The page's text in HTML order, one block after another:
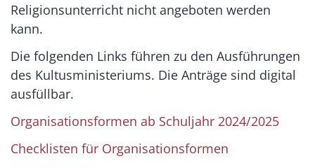
Religionsunterricht nicht angeboten werden
kann.
Die folgenden Links führen zu den Ausführungen
des Kultusministeriums. Die Anträge sind digital
ausfüllbar.
Organisationsformen ab Schuljahr 2024/2025
Checklisten für Organisationsformen